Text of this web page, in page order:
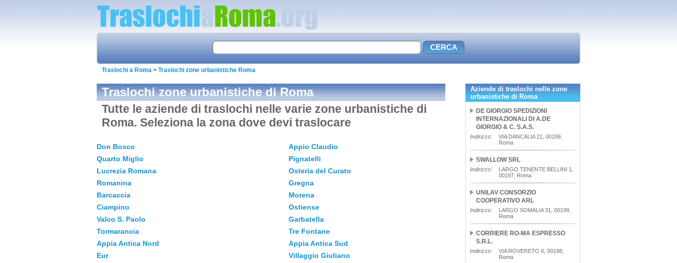
Traslochi a Roma > Traslochi zone urbanistiche Roma
Traslochi zone urbanistiche di Roma
Tutte le aziende di traslochi nelle varie zone urbanistiche di
Roma. Seleziona la zona dove devi traslocare
Don Bosco
Appio Claudio
Quarto Miglio
Pignatelli
Lucrezia Romana
Osteria del Curato
Romanina
Gregna
Barcaccia
Morena
Ciampino
Ostiense
Valco S. Paolo
Garbatella
Tormarancia
Tre Fontane
Appia Antica Nord
Appia Antica Sud
Eur
Villaggio Giuliano
Aziende di traslochi nelle zone
urbanistiche di Roma
DE GIORGIO SPEDIZIONI
INTERNAZIONALI DI A.DE
GIORGIO & C. S.A.S.
Indirizzo:
VIA DANCALIA 21, 00199,
Roma
SWALLOW SRL
Indirizzo:
LARGO TENENTE BELLINI 1,
00197, Roma
UNILAV CONSORZIO
COOPERATIVO ARL
Indirizzo:
LARGO SOMALIA 31, 00199,
Roma
CORRIERE RO-MA ESPRESSO
S.R.L.
Indirizzo:
VIA ROVERETO 6, 00198,
Roma